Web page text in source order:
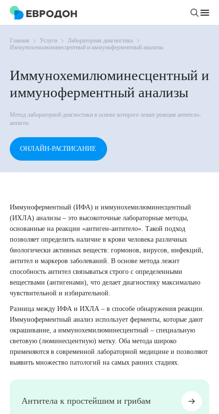
Личный кабинет
О компании
Новости
Руководство клиники
Вакансии
Врачам
Правовая информация
Пользовательское соглашение
Услуги и цены
Направления
Лабораторная диагностика
Инструментальная диагностика
Пациенту
8 (863) 309-05-06
ЗАКАЗАТЬ ЗВОНОК
ЗАПИСЬ ОНЛАЙН
Главная Услуги
Лабораторная диагностика
Иммунохемилюминесцентный и иммуноферментный анализы
Иммунохемилюминесцентный и
иммуноферментный анализы
Метод лабораторной диагностики в основе которого лежит реакция антитело-
антиген
ОНЛАЙН-РАСПИСАНИЕ
Иммуноферментный (ИФА) и иммунохемилюминесцентный
(ИХЛА) анализы – это высокоточные лабораторные методы,
основанные на реакции «антиген-антитело». Такой подход
позволяет определить наличие в крови человека различных
биологически активных веществ: гормонов, вирусов, инфекций,
антител и маркеров заболеваний. В основе метода лежит
способность антител связываться строго с определенными
веществами (антигенами), что делает диагностику максимально
чувствительной и избирательной.
Разница между ИФА и ИХЛА – в способе обнаружения реакции.
Иммуноферментный анализ использует ферменты, которые дают
окрашивание, а иммунохемилюминесцентный – специальную
световую (люминесцентную) метку. Оба метода широко
применяются в современной лабораторной медицине и позволяют
выявить множество патологий на самых ранних стадиях.
Антитела к простейшим и грибам